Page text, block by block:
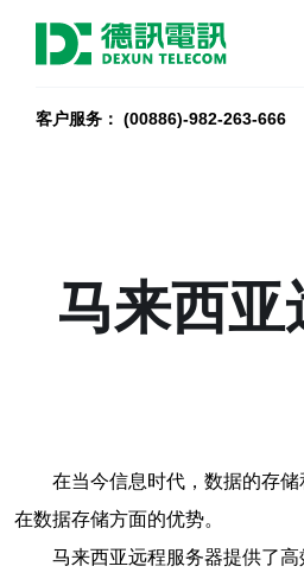
客户服务： (00886)-982-263-666
马来西亚
在当今信息时代，数据的存
在数据存储方面的优势。
马来西亚远程服务器提供了